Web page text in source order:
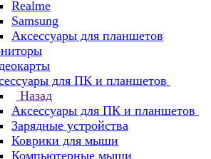
Realme
Samsung
Аксессуары для планшетов
для ПК и планшетов
Назад
Аксессуары для ПК и планшетов
Зарядные устройства
Коврики для мыши
Компьютерные мыши